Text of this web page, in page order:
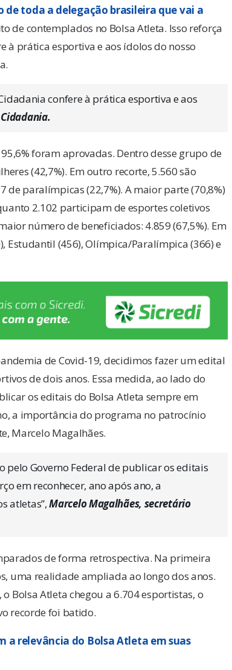
toda a delegação brasileira que vai a
de contemplados no Bolsa Atleta. Isso reforça
à prática esportiva e aos ídolos do nosso
confere à prática esportiva e aos
foram aprovadas. Dentro desse grupo de
(42,7%). Em outro recorte, 5.560 são
paralímpicas (22,7%). A maior parte (70,8%)
2.102 participam de esportes coletivos
número de beneficiados: 4.859 (67,5%). Em
Estudantil (456), Olímpica/Paralímpica (366) e
de Covid-19, decidimos fazer um edital
de dois anos. Essa medida, ao lado do
os editais do Bolsa Atleta sempre em
a importância do programa no patrocínio
Marcelo Magalhães.
pelo Governo Federal de publicar os editais
em reconhecer, ano após ano, a
atletas”,Marcelo Magalhães, secretário
de forma retrospectiva. Na primeira
uma realidade ampliada ao longo dos anos.
Bolsa Atleta chegou a 6.704 esportistas, o
recorde foi batido.
a relevância do Bolsa Atleta em suas